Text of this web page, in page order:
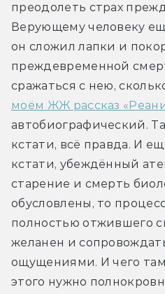
преодолеть страх
Верующему человеку
он сложил лапки и
преждевременной
сражаться с нею,
моём ЖЖ рассказ
автобиографический.
кстати, всё правда. И
кстати, убеждённый
старение и смерть
обусловлены, то
полностью отжившего
желанен и
ощущениями. И чего
этого нужно